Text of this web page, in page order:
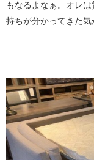
もなるよなぁ。オレ
持ちが分かってきた気